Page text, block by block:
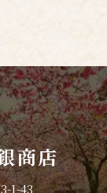
商店
1-43